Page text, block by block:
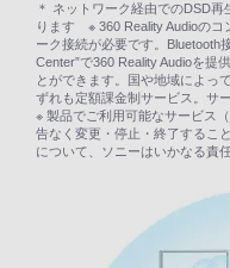
＊ ネットワーク経由でのDSD
ります ※ 360 Reality Audioのコ
ーク接続が必要です。
Center”で360 Reality Audioを提
とができます。国や地域によ
ずれも定額課金制サービス。サ
※ 製品でご利用可能なサービス
告なく変更・停止・終了するこ
について、ソニーはいかなる責